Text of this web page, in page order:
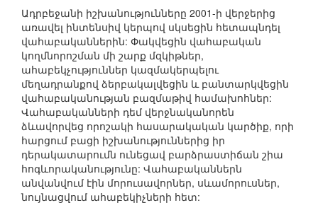
Ադրբեջանի իշխանությունները 2001-ի վերջերից
առավել ինտենսիվ կերպով սկսեցին հետապնդել
վահաբականներին: Փակվեցին վահաբական
կողմնորոշման մի շարք մզկիթներ,
ահաբեկչություններ կազմակերպելու
մեղադրանքով ձերբակալվեցին և բանտարկվեցին
վահաբականության բազմաթիվ համախոհներ:
Վահաբականների դեմ վերջնականորեն
ձևավորվեց որոշակի հասարակական կարծիք, որի
հարցում բացի իշխանություններից իր
դերակատարումն ունեցավ բարձրաստիճան շիա
հոգևորականությունը: Վահաբականներն
անվանվում էին մորուսավորներ, սևամորուսներ,
նույնացվում ահաբեկիչների հետ: